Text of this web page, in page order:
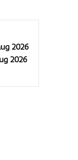
2026
2026